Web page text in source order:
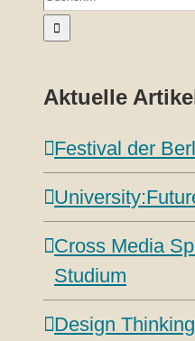
nach:
Aktuelle
Festival der
Cross Media
Studium
Design